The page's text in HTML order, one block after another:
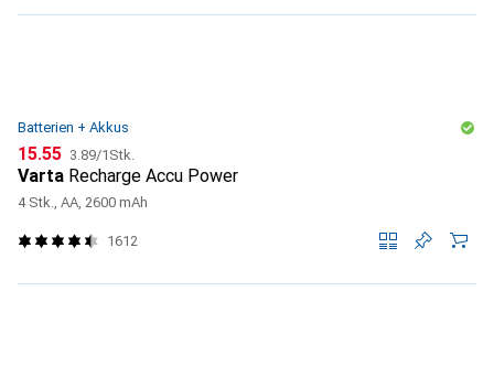
Batterien + Akkus
CHF
15.55 CHF
3.89/1Stk.
Varta Recharge Accu Power
4 Stk., AA, 2600 mAh
1612